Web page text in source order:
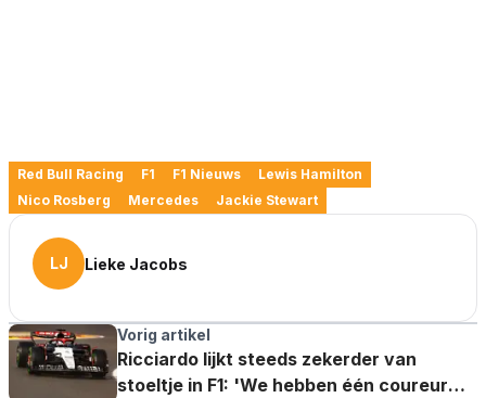
Red Bull Racing F1 F1 Nieuws
Lewis Hamilton
Nico Rosberg
Mercedes Jackie Stewart
LJ Lieke Jacobs
Vorig artikel
Ricciardo lijkt steeds zekerder van
stoeltje in F1: 'We hebben één coureur